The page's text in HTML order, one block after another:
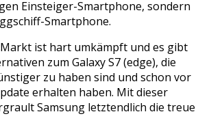
Einsteiger-Smartphone, sondern
Smartphone.
ist hart umkämpft und es gibt
zum Galaxy S7 (edge), die
zu haben sind und schon vor
erhalten haben. Mit dieser
Samsung letztendlich die treue